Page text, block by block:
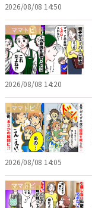
2026/08/08 14:50
ママトピ
2026/08/08 14:20
ママトピ
2026/08/08 14:05
ママトピ